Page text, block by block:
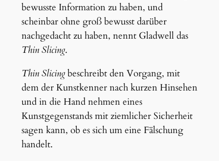
bewusste Information zu haben, und
scheinbar ohne groß bewusst darüber
nachgedacht zu haben, nennt Gladwell das
Thin Slicing.
Thin Slicingbeschreibt den Vorgang, mit
dem der Kunstkenner nach kurzen Hinsehen
und in die Hand nehmen eines
Kunstgegenstands mit ziemlicher Sicherheit
sagen kann, ob es sich um eine Fälschung
handelt.